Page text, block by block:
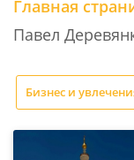
Главная
Павел
Бизнес и